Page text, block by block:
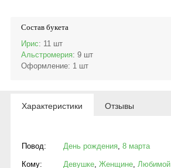
Состав букета
Ирис: 11 шт
Альстромерия: 9 шт
Оформление: 1 шт
Характеристики Отзывы
Повод: День рождения, 8 марта
Кому: Девушке, Женщине, Любимой